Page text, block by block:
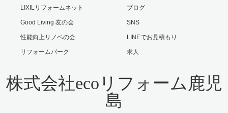
LIXILリフォームネット
Good Living 友の会
性能向上リノベの会
リフォームパーク
ブログ
SNS
LINEでお見積もり
求人
株式会社ecoリフォーム鹿児
島